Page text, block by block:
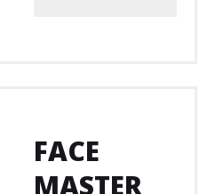
FACE
MASTER